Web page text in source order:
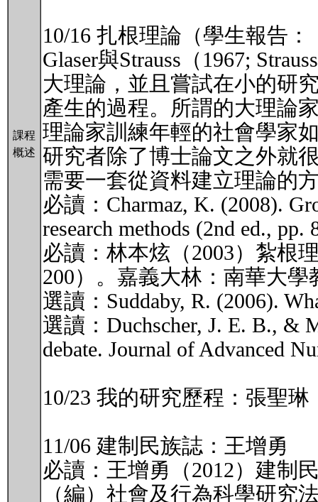
課程
概述
10/16 扎根理論（學生報告
Glaser與Strauss（1967;
大理論，並且嘗試在小的研
產生的過程。所謂的大理論
理論家訓練年輕的社會學家
研究者除了博士論文之外就
需要一套從資料建立理論的
必讀：Charmaz, K. (2008).
research methods (2nd ed., pp.
必讀：林本炫（2003）紮根
200）。嘉義大林：南華大學
選讀：Suddaby, R. (2006).
選讀：Duchscher, J. E. B., &
debate. Journal of Advanced
10/23 我的研究歷程：張聖琳
11/06 建制民族誌：王增勇
必讀：王增勇（2012）建制
（編）社會及行為科學研究